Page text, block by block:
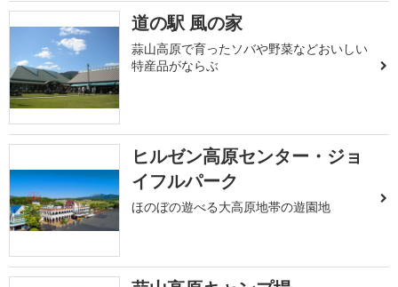
道の駅 風の家
蒜山高原で育ったソバや野菜などおいしい
特産品がならぶ
ヒルゼン高原センター・ジョ
イフルパーク
ほのぼの遊べる大高原地帯の遊園地